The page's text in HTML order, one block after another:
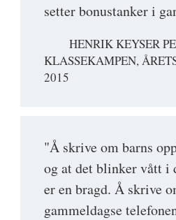
setter bonustanker i
HENRIK KEYSER
KLASSEKAMPEN,
2015
"Å skrive om barns
og at det blinker vått i
er en bragd. Å skrive
gammeldagse